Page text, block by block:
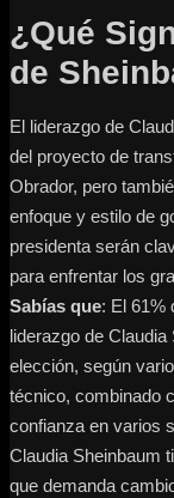
¿Qué
de
El liderazgo de
del proyecto de
Obrador, pero
enfoque y estilo de
presidenta serán
para enfrentar los
Sabías que: El 61%
liderazgo de
elección, según
técnico, combinado
confianza en varios
Claudia Sheinbaum
que demanda